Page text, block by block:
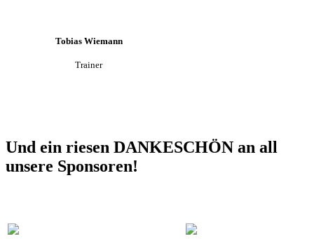
Tobias Wiemann
Trainer
Und ein riesen DANKESCHÖN an all
unsere Sponsoren!